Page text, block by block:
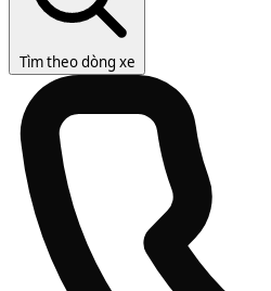
Tìm theo dòng xe